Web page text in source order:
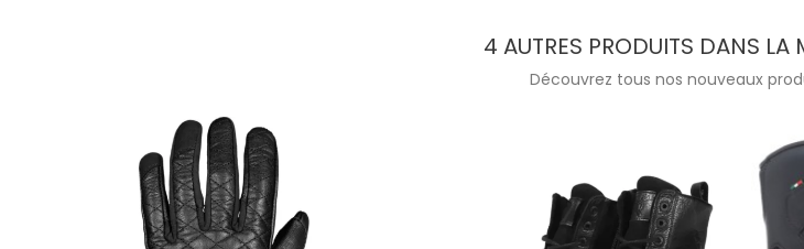
4 AUTRES PRODUITS DANS LA
Découvrez tous nos nouveaux